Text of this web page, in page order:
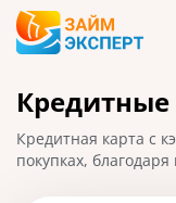
Карты
Кредиты
Ипотека
Кредитная‌ ‌карта‌ ‌с‌
‌покупках,‌